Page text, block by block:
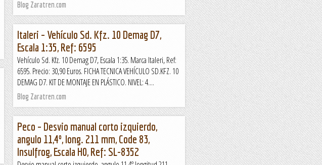
Blog Zaratren.com
Italeri – Vehículo Sd. Kfz. 10 Demag D7,
Escala 1:35, Ref: 6595
Vehículo Sd. Kfz. 10 Demag D7, Escala 1:35. Marca Italeri, Ref:
6595. Precio: 30,90 Euros. FICHA TECNICA VEHÍCULO SD.KFZ. 10
DEMAG D7. KIT DE MONTAJE EN PLÁSTICO. NIVEL: 4....
Blog Zaratren.com
Peco – Desvio manual corto izquierdo,
angulo 11,4º, long. 211 mm, Code 83,
Insulfrog, Escala H0, Ref: SL-8352